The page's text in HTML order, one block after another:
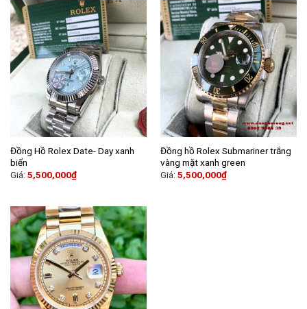
Đồng Hồ Rolex Date- Day xanh
biển
Giá: 5,500,000₫
Đồng hồ Rolex Submariner trắng
vàng mặt xanh green
Giá: 5,500,000₫